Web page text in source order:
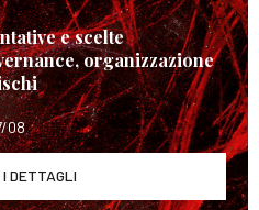
e scelte
organizzazione
08
I DETTAGLI